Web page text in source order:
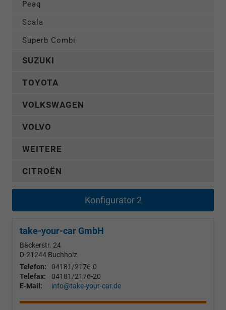
Peaq
Scala
Superb Combi
SUZUKI
TOYOTA
VOLKSWAGEN
VOLVO
WEITERE
CITROËN
Konfigurator 2
take-your-car GmbH
Bäckerstr. 24
D-21244 Buchholz
Telefon:
04181/2176-0
Telefax:
04181/2176-20
E-Mail:
info@take-your-car.de